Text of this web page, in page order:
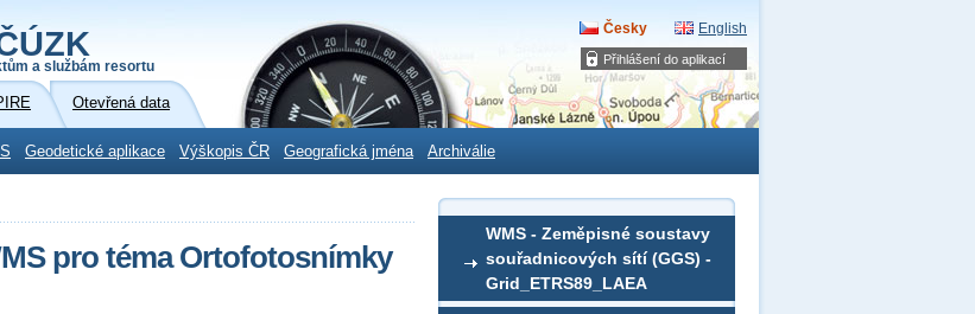
Přihlášení do aplikací
a službám resortu
Česky English
Otevřená data
Geodetické aplikace Výškopis ČR Geografická jména Archiválie
WMS - Zeměpisné soustavy
souřadnicových sítí (GGS) -
Grid_ETRS89_LAEA
pro téma Ortofotosnímky